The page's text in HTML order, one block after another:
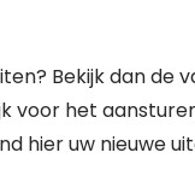
Bekijk dan de
voor het
hier uw nieuwe